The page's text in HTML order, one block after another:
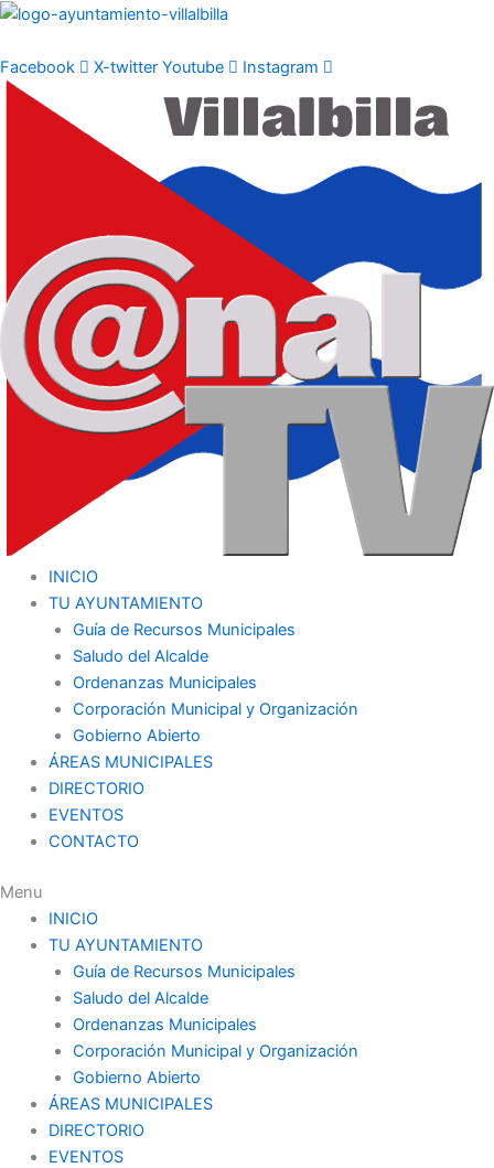
Ir
contenido
Facebook X-twitter Youtube Instagram
INICIO
TU AYUNTAMIENTO
Guía de Recursos Municipales
Saludo del Alcalde
Ordenanzas Municipales
Corporación Municipal y Organización
Gobierno Abierto
ÁREAS MUNICIPALES
DIRECTORIO
EVENTOS
CONTACTO
Menu
INICIO
TU AYUNTAMIENTO
Guía de Recursos Municipales
Saludo del Alcalde
Ordenanzas Municipales
Corporación Municipal y Organización
Gobierno Abierto
ÁREAS MUNICIPALES
DIRECTORIO
EVENTOS